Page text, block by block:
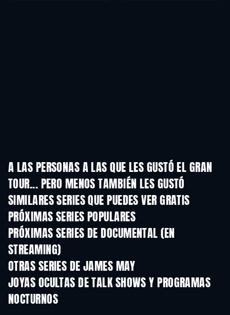
A LAS PERSONAS A LAS QUE LES GUSTÓ EL GRAN
TOUR... PERO MENOS TAMBIÉN LES GUSTÓ
TV TV
SIMILARES SERIES QUE PUEDES VER GRATIS
TV TV
PRÓXIMAS SERIES POPULARES
TV
PRÓXIMAS SERIES DE DOCUMENTAL (EN
STREAMING)Temporada 1
OTRAS SERIES DE JAMES MAY
JOYAS OCULTAS DE TALK SHOWS Y PROGRAMAS
NOCTURNOS